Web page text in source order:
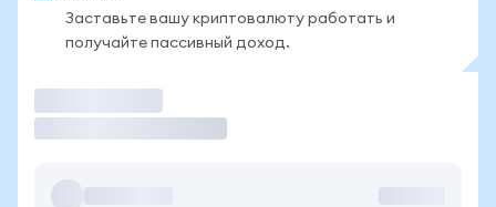
Заставьте вашу криптовалюту работать и
получайте пассивный доход.